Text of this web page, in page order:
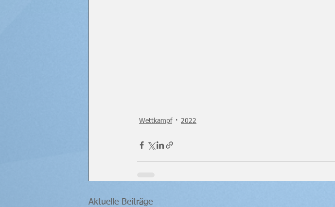
Wettkampf 2022
Aktuelle Beiträge